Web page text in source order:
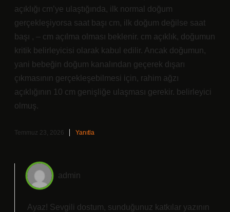
açıklığı cm’ye ulaştığında, ilk normal doğum
gerçekleşiyorsa saat başı cm, ilk doğum değilse saat
başı , – cm açılma olması beklenir. cm açıklık, doğumun
kritik belirleyicisi olarak kabul edilir. Ancak doğumun,
yani bebeğin doğum kanalından geçerek dışarı
çıkmasının gerçekleşebilmesi için, rahim ağzı
açıklığının 10 cm genişliğe ulaşması gerekir. belirleyici
olmuş.
Temmuz 23, 2026 Yanıtla
admin
Ayaz! Sevgili dostum, sunduğunuz katkılar yazının